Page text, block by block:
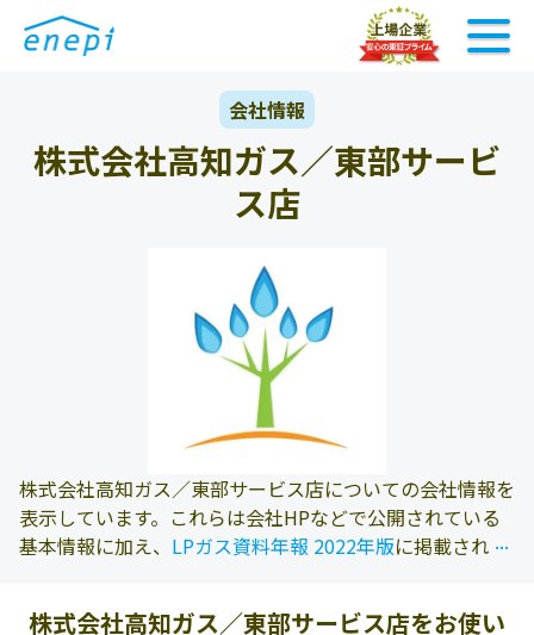
会社情報
株式会社高知ガス／東部サービ
ス店
株式会社高知ガス／東部サービス店についての会社情報を
表示しています。これらは会社HPなどで公開されている
基本情報に加え、 LPガス資料年報 2022年版に掲載されて
...
...
株式会社高知ガス／東部サービス店をお使い